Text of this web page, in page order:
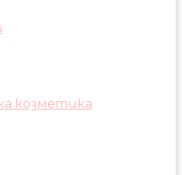
козметика